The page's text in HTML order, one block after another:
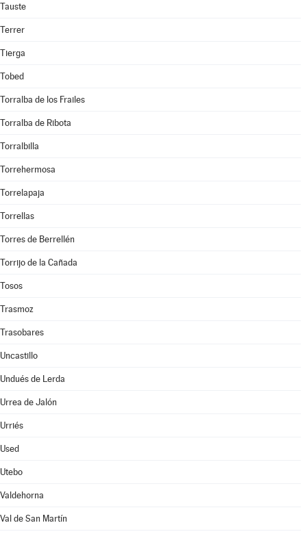
Tauste
Terrer
Tierga
Tobed
Torralba de los Frailes
Torralba de Ribota
Torralbilla
Torrehermosa
Torrelapaja
Torrellas
Torres de Berrellén
Torrijo de la Cañada
Tosos
Trasmoz
Trasobares
Uncastillo
Undués de Lerda
Urrea de Jalón
Urriés
Used
Utebo
Valdehorna
Val de San Martín